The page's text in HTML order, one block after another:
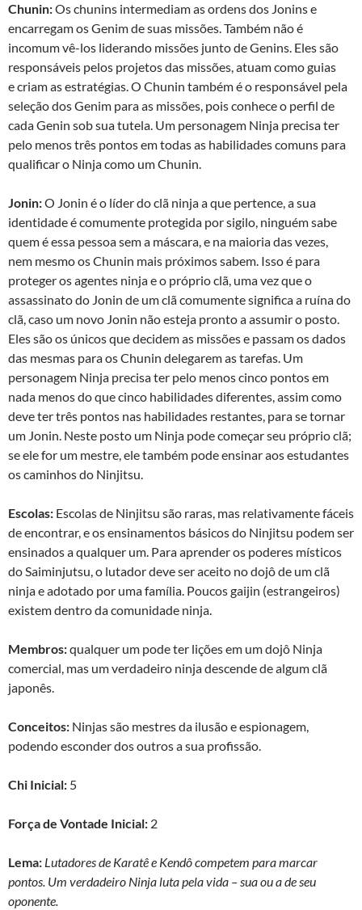
Chunin:Os chunins intermediam as ordens dos Jonins e
encarregam os Genim de suas missões. Também não é
incomum vê-los liderando missões junto de Genins. Eles são
responsáveis pelos projetos das missões, atuam como guias
e criam as estratégias. O Chunin também é o responsável pela
seleção dos Genim para as missões, pois conhece o perfil de
cada Genin sob sua tutela. Um personagem Ninja precisa ter
pelo menos três pontos em todas as habilidades comuns para
qualificar o Ninja como um Chunin.
Jonin:O Jonin é o líder do clã ninja a que pertence, a sua
identidade é comumente protegida por sigilo, ninguém sabe
quem é essa pessoa sem a máscara, e na maioria das vezes,
nem mesmo os Chunin mais próximos sabem. Isso é para
proteger os agentes ninja e o próprio clã, uma vez que o
assassinato do Jonin de um clã comumente significa a ruína do
clã, caso um novo Jonin não esteja pronto a assumir o posto.
Eles são os únicos que decidem as missões e passam os dados
das mesmas para os Chunin delegarem as tarefas. Um
personagem Ninja precisa ter pelo menos cinco pontos em
nada menos do que cinco habilidades diferentes, assim como
deve ter três pontos nas habilidades restantes, para se tornar
um Jonin. Neste posto um Ninja pode começar seu próprio clã;
se ele for um mestre, ele também pode ensinar aos estudantes
os caminhos do Ninjitsu.
Escolas: Escolas de Ninjitsu são raras, mas relativamente fáceis
de encontrar, e os ensinamentos básicos do Ninjitsu podem ser
ensinados a qualquer um. Para aprender os poderes místicos
do Saiminjutsu, o lutador deve ser aceito no dojô de um clã
ninja e adotado por uma família. Poucos gaijin (estrangeiros)
existem dentro da comunidade ninja.
Membros:qualquer um pode ter lições em um dojô Ninja
comercial, mas um verdadeiro ninja descende de algum clã
japonês.
Conceitos: Ninjas são mestres da ilusão e espionagem,
podendo esconder dos outros a sua profissão.
Chi Inicial: 5
Força de Vontade Inicial: 2
Lema: Lutadores de Karatê e Kendô competem para marcar
pontos. Um verdadeiro Ninja luta pela vida – sua ou a de seu
oponente.